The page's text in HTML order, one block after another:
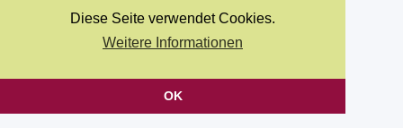
Diese Seite verwendet Cookies.
Weitere Informationen
OK